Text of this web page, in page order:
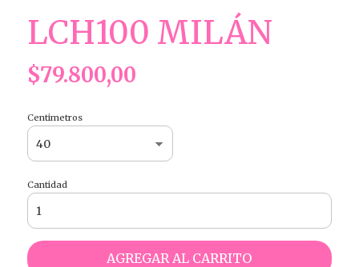
LCH100 MILÁN
$79.800,00
Centimetros
Cantidad
AGREGAR AL CARRITO